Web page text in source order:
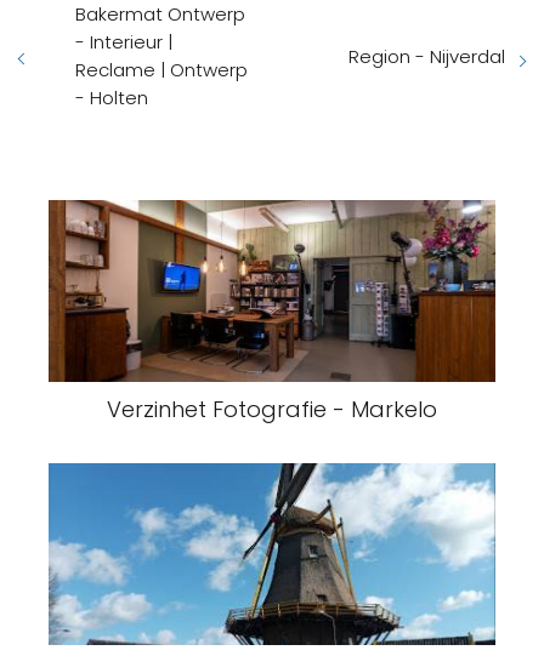
Bakermat Ontwerp
- Interieur |
Reclame | Ontwerp
- Holten
Region - Nijverdal
Verzinhet Fotografie - Markelo